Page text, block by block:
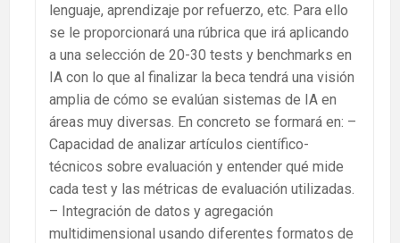
lenguaje, aprendizaje por refuerzo, etc. Para ello
se le proporcionará una rúbrica que irá aplicando
a una selección de 20-30 tests y benchmarks en
IA con lo que al finalizar la beca tendrá una visión
amplia de cómo se evalúan sistemas de IA en
áreas muy diversas. En concreto se formará en: –
Capacidad de analizar artículos científico-
técnicos sobre evaluación y entender qué mide
cada test y las métricas de evaluación utilizadas.
– Integración de datos y agregación
multidimensional usando diferentes formatos de